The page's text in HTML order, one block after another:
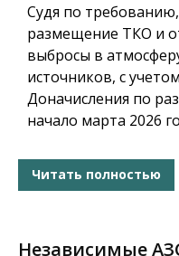
Судя по
размещение ТКО и
выбросы в
источников, с
Доначисления по
начало марта 2026
Читать полностью
Независимые